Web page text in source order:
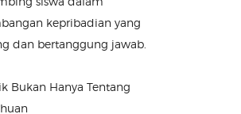
kepribadian yang
dan bertanggung jawab.
Bukan Hanya Tentang